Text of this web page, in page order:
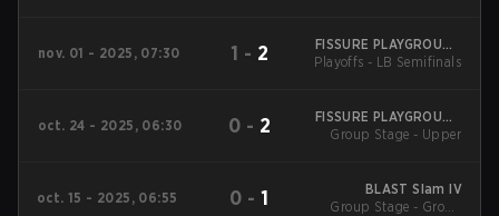
nov. 01 - 2025, 07:30 1 - 2
FISSURE PLAYGROUND
2
Playoffs - LB Semifinals
oct. 24 - 2025, 06:30 0 - 2
FISSURE PLAYGROUND
2
Group Stage - Upper
oct. 15 - 2025, 06:55 0 -1
BLAST Slam IV
Group Stage - Group